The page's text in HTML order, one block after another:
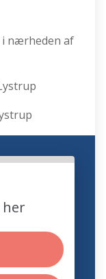
i nærheden af